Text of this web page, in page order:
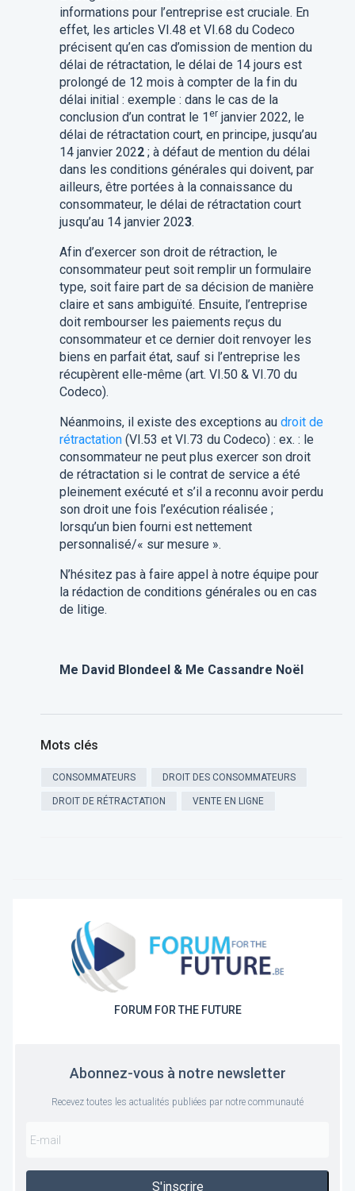
informations pour l’entreprise est cruciale. En
effet, les articles VI.48 et VI.68 du Codeco
précisent qu’en cas d’omission de mention du
délai de rétractation, le délai de 14 jours est
prolongé de 12 mois à compter de la fin du
délai initial : exemple : dans le cas de la
conclusion d’un contrat le 1 er janvier 2022, le
délai de rétractation court, en principe, jusqu’au
14 janvier 2022; à défaut de mention du délai
dans les conditions générales qui doivent, par
ailleurs, être portées à la connaissance du
consommateur, le délai de rétractation court
jusqu’au 14 janvier 2023.
Afin d’exercer son droit de rétraction, le
consommateur peut soit remplir un formulaire
type, soit faire part de sa décision de manière
claire et sans ambiguïté. Ensuite, l’entreprise
doit rembourser les paiements reçus du
consommateur et ce dernier doit renvoyer les
biens en parfait état, sauf si l’entreprise les
récupèrent elle-même (art. VI.50 & VI.70 du
Codeco).
Néanmoins, il existe des exceptions au droit de
rétractation(VI.53 et VI.73 du Codeco) : ex. : le
consommateur ne peut plus exercer son droit
de rétractation si le contrat de service a été
pleinement exécuté et s’il a reconnu avoir perdu
son droit une fois l’exécution réalisée ;
lorsqu’un bien fourni est nettement
personnalisé/« sur mesure ».
N’hésitez pas à faire appel à notre équipe pour
la rédaction de conditions générales ou en cas
de litige.
Me David Blondeel & Me Cassandre Noël
Mots clés
CONSOMMATEURS DROIT DES CONSOMMATEURS
DROIT DE RÉTRACTATION VENTE EN LIGNE
FORUM FOR THE FUTURE
Abonnez-vous à notre newsletter
Recevez toutes les actualités publiées par notre communauté
S'inscrire